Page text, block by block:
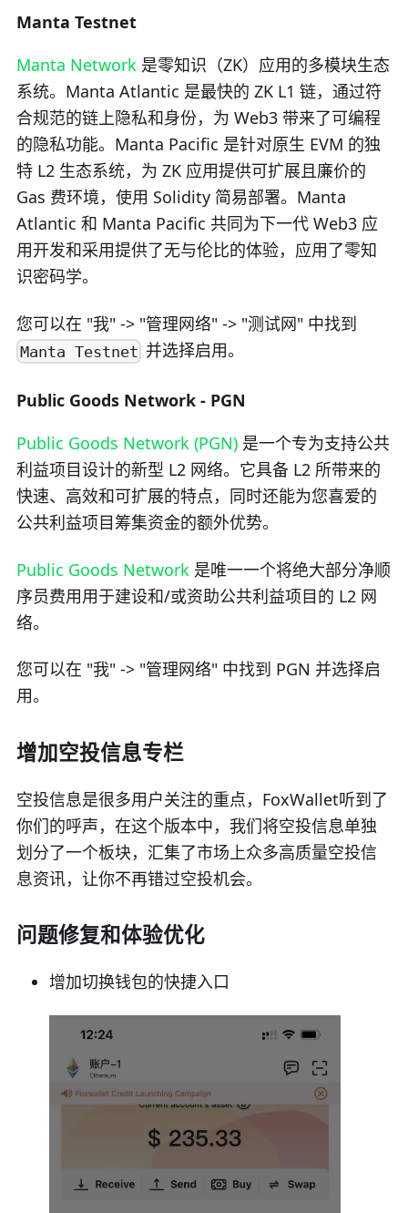
Manta Testnet
Manta Network 是零知识（ZK）应用的多模块生态
系统。Manta Atlantic 是最快的 ZK L1 链，通过符
合规范的链上隐私和身份，为 Web3 带来了可编程
的隐私功能。Manta Pacific 是针对原生 EVM 的独
特 L2 生态系统，为 ZK 应用提供可扩展且廉价的
Gas 费环境，使用 Solidity 简易部署。Manta
Atlantic 和 Manta Pacific 共同为下一代 Web3 应
用开发和采用提供了无与伦比的体验，应用了零知
识密码学。
您可以在 "我" -> "管理网络" -> "测试网" 中找到
Manta Testnet 并选择启用。
Public Goods Network - PGN
Public Goods Network (PGN) 是一个专为支持公共
利益项目设计的新型 L2 网络。它具备 L2 所带来的
快速、高效和可扩展的特点，同时还能为您喜爱的
公共利益项目筹集资金的额外优势。
Public Goods Network 是唯一一个将绝大部分净顺
序员费用用于建设和/或资助公共利益项目的 L2 网
络。
您可以在 "我" -> "管理网络" 中找到 PGN 并选择启
用。
增加空投信息专栏
空投信息是很多用户关注的重点，FoxWallet听到了
你们的呼声，在这个版本中，我们将空投信息单独
划分了一个板块，汇集了市场上众多高质量空投信
息资讯，让你不再错过空投机会。
问题修复和体验优化
增加切换钱包的快捷入口